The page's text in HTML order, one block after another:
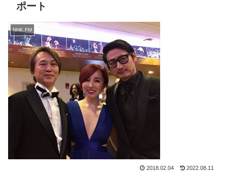
ポート
NHK FM
2018.02.04 2022.08.11